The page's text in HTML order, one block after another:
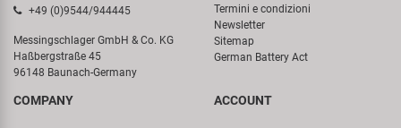
+49 (0)9544/944445
Messingschlager GmbH & Co. KG
Haßbergstraße 45
96148 Baunach-Germany
Termini e condizioni
Newsletter
Sitemap
German Battery Act
COMPANY ACCOUNT